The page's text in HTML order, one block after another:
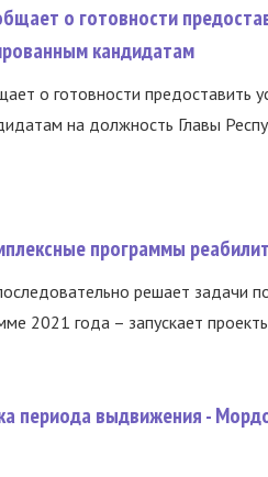
о готовности
кандидатам
о готовности предоставить
на должность Главы
программы
решает задачи
2021 года – запускает
периода выдвижения -